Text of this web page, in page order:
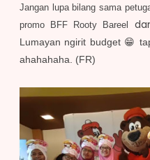
Jangan lupa bilang sama
promo BFF Rooty Bareel
Lumayan ngirit budget 😁
ahahahaha . (FR)